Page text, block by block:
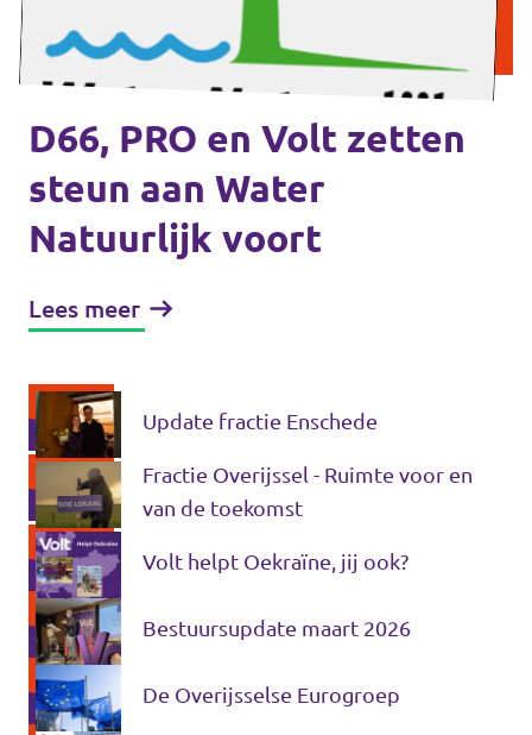
Agenda
Gemeenteraadsverkiezingen 2026
Doneer
Voor leden
Almelo
Deventer
Enschede
Hengelo
D66, PRO en Volt zetten
steun aan Water
Natuurlijk voort
Lees meer
Update fractie Enschede
Fractie Overijssel - Ruimte voor en
van de toekomst
Volt helpt Oekraïne, jij ook?
Bestuursupdate maart 2026
De Overijsselse Eurogroep